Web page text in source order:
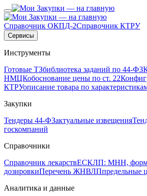
Справочник ОКПД-2Справочник КТРУ
Сервисы
Инструменты
Готовые ТЗбиблиотека заданий по 44-ФЗ
НМЦКобоснование цены по ст. 22
КТРУописание товара по
Закупки
Тендеры 44-ФЗактуальные извещения
госкомпаний
Справочники
Справочник лекарствЕСКЛП: МНН,
дозировкиПеречень ЖНВЛПпредельные
Аналитика и данные